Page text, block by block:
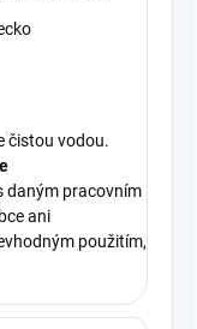
čistou vodou.
daným pracovním
ani
použitím,